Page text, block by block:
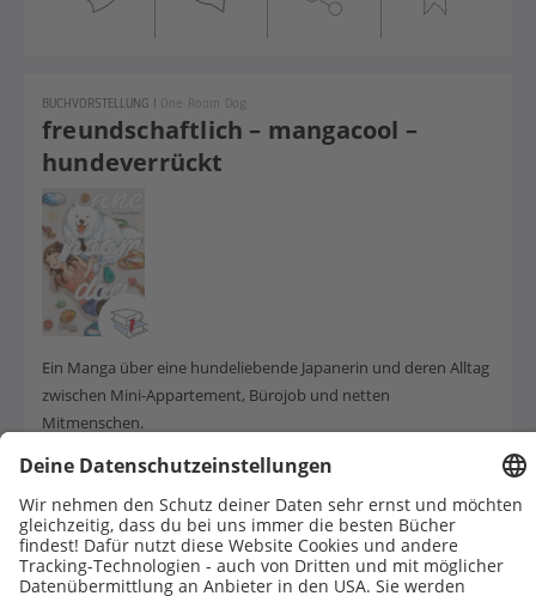
freundschaftlich – mangacool –
hundeverrückt
BUCHVORSTELLUNG | One Room Dog
Ein Manga über eine hundeliebende Japanerin und deren Alltag
zwischen Mini-Appartement, Bürojob und netten
Mitmenschen.
1